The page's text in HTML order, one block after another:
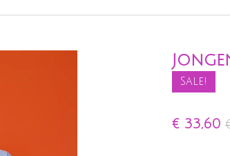
Sale!
€ 33,60